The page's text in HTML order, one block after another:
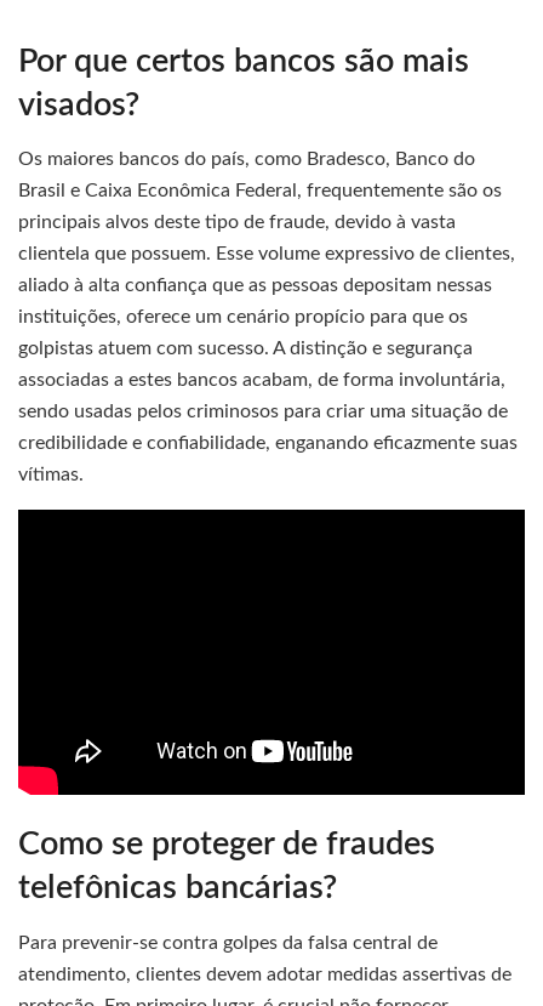
Por que certos bancos são mais
visados?
Os maiores bancos do país, como Bradesco, Banco do
Brasil e Caixa Econômica Federal, frequentemente são os
principais alvos deste tipo de fraude, devido à vasta
clientela que possuem. Esse volume expressivo de clientes,
aliado à alta confiança que as pessoas depositam nessas
instituições, oferece um cenário propício para que os
golpistas atuem com sucesso. A distinção e segurança
associadas a estes bancos acabam, de forma involuntária,
sendo usadas pelos criminosos para criar uma situação de
credibilidade e confiabilidade, enganando eficazmente suas
vítimas.
Como se proteger de fraudes
telefônicas bancárias?
Para prevenir-se contra golpes da falsa central de
atendimento, clientes devem adotar medidas assertivas de